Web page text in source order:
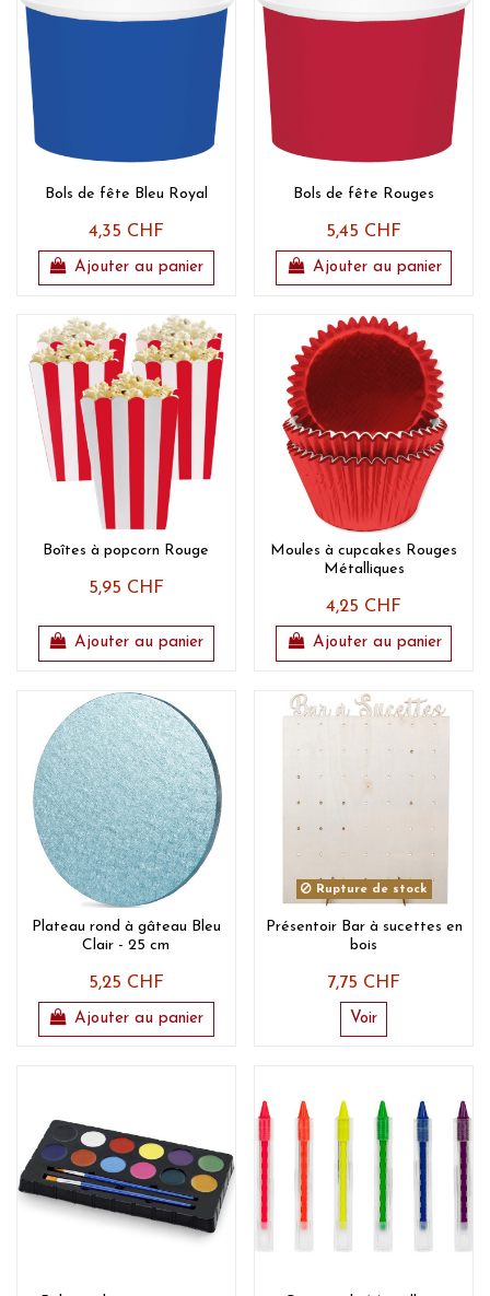
Bols de fête Bleu Royal
4,35 CHF
Ajouter au panier
Bols de fête Rouges
5,45 CHF
Ajouter au panier
Boîtes à popcorn Rouge
5,95 CHF
Ajouter au panier
Moules à cupcakes Rouges
Métalliques
4,25 CHF
Ajouter au panier
Plateau rond à gâteau Bleu
Clair - 25 cm
5,25 CHF
Ajouter au panier
Rupture de stock
Présentoir Bar à sucettes en
bois
7,75 CHF
Voir